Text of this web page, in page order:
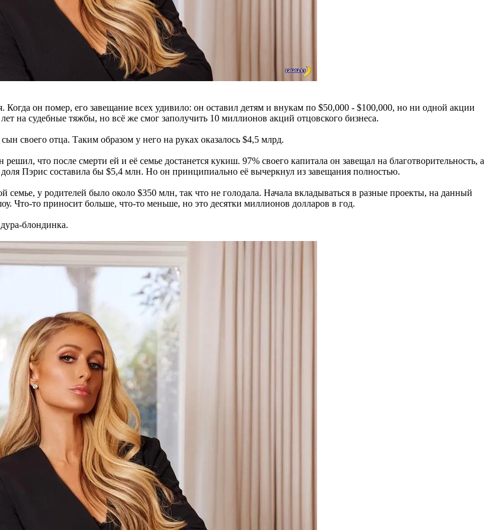
он помер, его завещание всех удивило: он оставил детям и внукам по $50,000 - $100,000, но ни одной акции
на судебные тяжбы, но всё же смог заполучить 10 миллионов акций отцовского бизнеса.
своего отца. Таким образом у него на руках оказалось $4,5 млрд.
что после смерти ей и её семье достанется кукиш. 97% своего капитала он завещал на благотворительность, а
Пэрис составила бы $5,4 млн. Но он принципиально её вычеркнул из завещания полностью.
семье, у родителей было около $350 млн, так что не голодала. Начала вкладываться в разные проекты, на данный
Что-то приносит больше, что-то меньше, но это десятки миллионов долларов в год.
блондинка.